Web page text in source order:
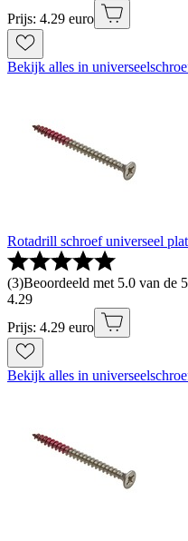
Prijs: 4.29 euro
Bekijk alles in
Rotadrill schroef universeel
(3)Beoordeeld met 5.0 van de
4.29
Prijs: 4.29 euro
Bekijk alles in